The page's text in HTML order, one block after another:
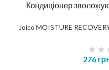
Кондиціонер
Joico MOISTURE
276